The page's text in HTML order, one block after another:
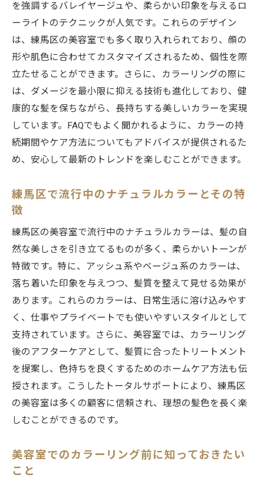
経験豊富なスタイリストがいる美容室を選
ぶ
リピートしたいと思えるサロン探しのコツ
口コミを活用した美容室選びの重要性
実際に行った人の体験談から学ぶ
練馬区の美容室で体験するカラーリングの魅力
プロの手による色持ちの良いカラーリング
美容室ならではの特別なカラー体験
リラックスできる空間での施術の魅力
友達に差をつけるカラーリング体験
美容室カラーで個性を引き出す！練馬区のサロ
ンガイド
個性派カラーリングに挑戦しよう
サロン独自のカラーリング技法を紹介
マンツーマンで相談できる美容室選び
オーダーメイドカラーのメリットとは
自分だけのスタイルを作るカラーリング
練馬区の美容室で人気上昇中のカラーリングテ
クニック
外国人風カラーが人気の理由とは
を強調するバレイヤージュや、柔らかい印象を与えるロ
ーライトのテクニックが人気です。これらのデザイン
は、練馬区の美容室でも多く取り入れられており、顔の
形や肌色に合わせてカスタマイズされるため、個性を際
立たせることができます。さらに、カラーリングの際に
は、ダメージを最小限に抑える技術も進化しており、健
康的な髪を保ちながら、長持ちする美しいカラーを実現
しています。FAQでもよく聞かれるように、カラーの持
続期間やケア方法についてもアドバイスが提供されるた
め、安心して最新のトレンドを楽しむことができます。
練馬区で流行中のナチュラルカラーとその特
徴
練馬区の美容室で流行中のナチュラルカラーは、髪の自
然な美しさを引き立てるものが多く、柔らかいトーンが
特徴です。特に、アッシュ系やベージュ系のカラーは、
落ち着いた印象を与えつつ、髪質を整えて見せる効果が
あります。これらのカラーは、日常生活に溶け込みやす
く、仕事やプライベートでも使いやすいスタイルとして
支持されています。さらに、美容室では、カラーリング
後のアフターケアとして、髪質に合ったトリートメント
を提案し、色持ちを良くするためのホームケア方法も伝
授されます。こうしたトータルサポートにより、練馬区
の美容室は多くの顧客に信頼され、理想の髪色を長く楽
しむことができるのです。
美容室でのカラーリング前に知っておきたい
こと